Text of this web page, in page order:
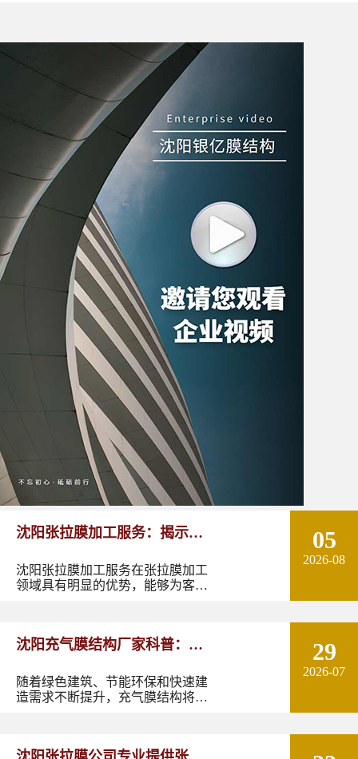
沈阳张拉膜加工服务：揭示张
拉膜加工的实用优势
沈阳张拉膜加工服务在张拉膜加工
领域具有明显的优势，能够为客户
发出独特的魅力。
05
2026-08
沈阳充气膜结构厂家科普：了
解充气膜建筑优势、价格及应
用领域
随着绿色建筑、节能环保和快速建
造需求不断提升，充气膜结构将在
29
2026-07